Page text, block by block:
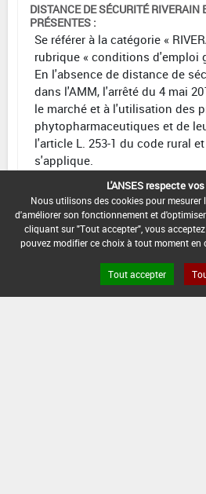
DISTANCE DE SÉCURITÉ RIVERAIN
PRÉSENTES :
Se référer à la catégorie «
rubrique « conditions d'emploi
En l'absence de distance de
dans l'AMM, l'arrêté du 4 mai
le marché et à l'utilisation des
phytopharmaceutiques et de
l'article L. 253-1 du code rural
s'applique.
Application en Pré-levée
DATE D'AUTORISATION DE L'USAGE
L'ANSES respecte
Nous utilisons des cookies pour
d'améliorer son fonctionnement et
cliquant sur "Tout accepter", vous
pouvez modifier ce choix à tout moment en
Tout accepter